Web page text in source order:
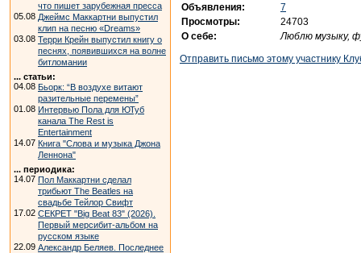
что пишет зарубежная пресса
05.08 Джеймс Маккартни выпустил
клип на песню «Dreams»
03.08 Терри Крейн выпустил книгу о
песнях, появившихся на волне
битломании
... статьи:
04.08 Бьорк: “В воздухе витают
разительные перемены”
01.08 Интервью Пола для ЮТуб
канала The Rest is
Entertainment
14.07 Книга "Слова и музыка Джона
Леннона"
... периодика:
14.07 Пол Маккартни сделал
трибьют The Beatles на
свадьбе Тейлор Свифт
17.02 СЕКРЕТ "Big Beat 83" (2026).
Первый мерсибит-альбом на
русском языке
22.09 Александр Беляев. Последнее
Объявления:
7
Просмотры:
24703
О себе:
Люблю музыку,
Отправить письмо этому участнику